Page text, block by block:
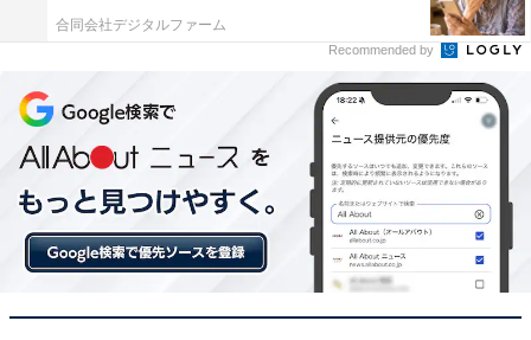
合同会社デジタルファーム
Recommended by